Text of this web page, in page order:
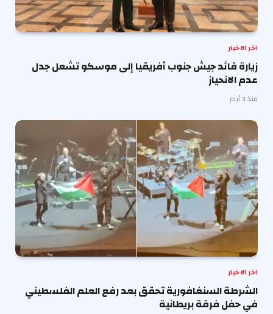
اخر الاخبار
زيارة قائد جيش جنوب أفريقيا إلى موسكو تشعل جدل
عدم الانحياز
منذ 3 أيام
اخر الاخبار
الشرطة السنغافورية تحقق بعد رفع العلم الفلسطيني
في حفل فرقة بريطانية